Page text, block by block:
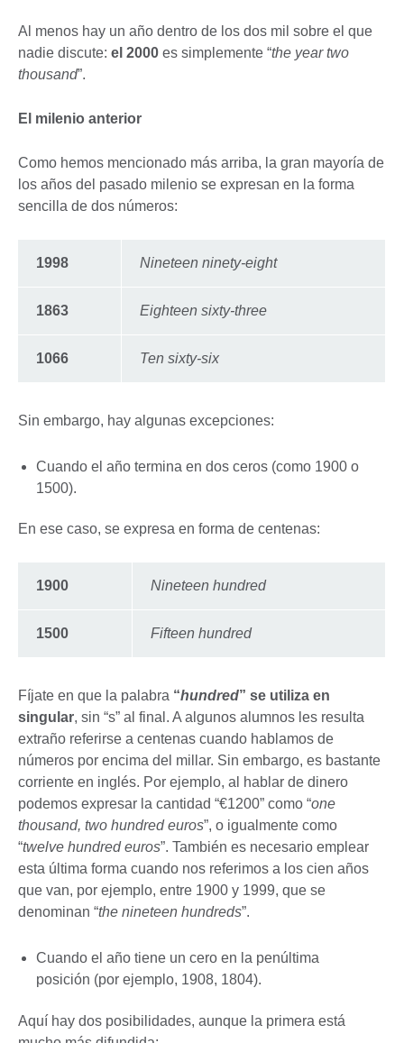
Al menos hay un año dentro de los dos mil sobre el que
nadie discute: el 2000 es simplemente “the year two
thousand”.
El milenio anterior
Como hemos mencionado más arriba, la gran mayoría de
los años del pasado milenio se expresan en la forma
sencilla de dos números:
1998 Nineteen ninety-eight
1863 Eighteen sixty-three
1066 Ten sixty-six
Sin embargo, hay algunas excepciones:
Cuando el año termina en dos ceros (como 1900 o
1500).
En ese caso, se expresa en forma de centenas:
1900 Nineteen hundred
1500 Fifteen hundred
Fíjate en que la palabra “hundred” se utiliza en
singular, sin “s” al final. A algunos alumnos les resulta
extraño referirse a centenas cuando hablamos de
números por encima del millar. Sin embargo, es bastante
corriente en inglés. Por ejemplo, al hablar de dinero
podemos expresar la cantidad “€1200” como “one
thousand, two hundred euros”, o igualmente como
“twelve hundred euros”. También es necesario emplear
esta última forma cuando nos referimos a los cien años
que van, por ejemplo, entre 1900 y 1999, que se
denominan “the nineteen hundreds”.
Cuando el año tiene un cero en la penúltima
posición (por ejemplo, 1908, 1804).
Aquí hay dos posibilidades, aunque la primera está